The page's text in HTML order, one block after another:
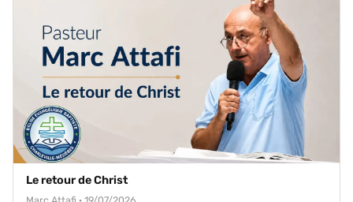
Le retour de Christ